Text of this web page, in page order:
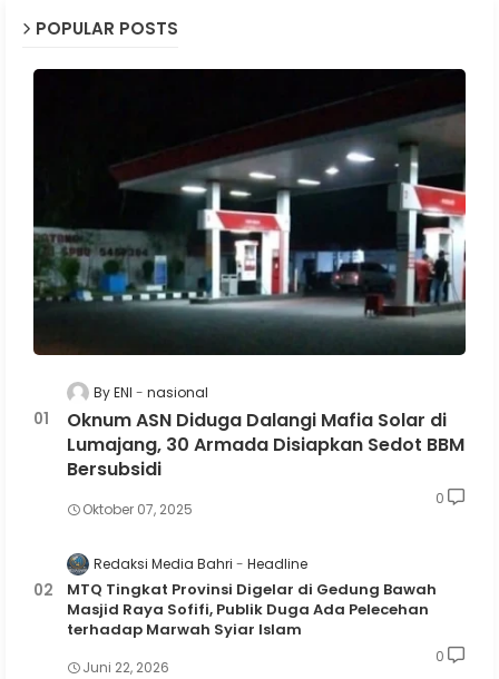
POPULAR POSTS
By ENI nasional
Oknum ASN Diduga Dalangi Mafia Solar di
Lumajang, 30 Armada Disiapkan Sedot BBM
Bersubsidi
Oktober 07, 2025
0
Redaksi Media Bahri Headline
MTQ Tingkat Provinsi Digelar di Gedung Bawah
Masjid Raya Sofifi, Publik Duga Ada Pelecehan
terhadap Marwah Syiar Islam
Juni 22, 2026
0